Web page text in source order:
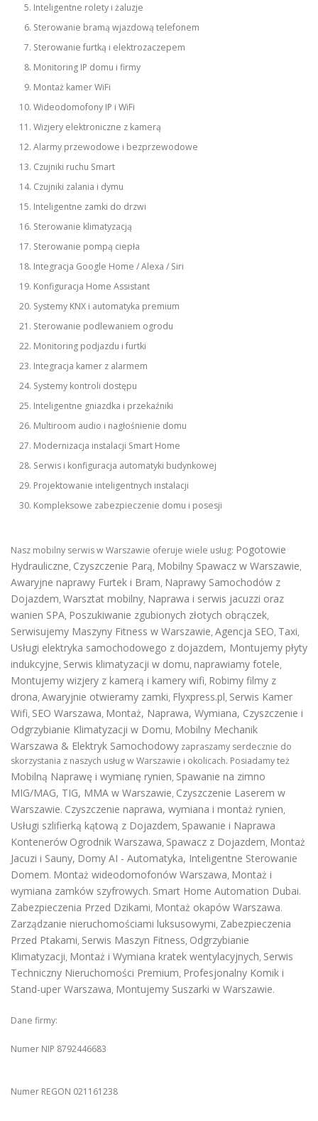
Inteligentne rolety i żaluzje
Sterowanie bramą wjazdową telefonem
Sterowanie furtką i elektrozaczepem
Monitoring IP domu i firmy
Montaż kamer WiFi
Wideodomofony IP i WiFi
Wizjery elektroniczne z kamerą
Alarmy przewodowe i bezprzewodowe
Czujniki ruchu Smart
Czujniki zalania i dymu
Inteligentne zamki do drzwi
Sterowanie klimatyzacją
Sterowanie pompą ciepła
Integracja Google Home / Alexa / Siri
Konfiguracja Home Assistant
Systemy KNX i automatyka premium
Sterowanie podlewaniem ogrodu
Monitoring podjazdu i furtki
Integracja kamer z alarmem
Systemy kontroli dostępu
Inteligentne gniazdka i przekaźniki
Multiroom audio i nagłośnienie domu
Modernizacja instalacji Smart Home
Serwis i konfiguracja automatyki budynkowej
Projektowanie inteligentnych instalacji
Kompleksowe zabezpieczenie domu i posesji
Nasz mobilny serwis w Warszawie oferuje wiele usług: Pogotowie
Hydrauliczne, Czyszczenie Parą, Mobilny Spawacz w Warszawie,
Awaryjne naprawy Furtek i Bram, Naprawy Samochodów z
Dojazdem, Warsztat mobilny, Naprawa i serwis jacuzzi oraz
wanien SPA, Poszukiwanie zgubionych złotych obrączek,
Serwisujemy Maszyny Fitness w Warszawie, Agencja SEO, Taxi,
Usługi elektryka samochodowego z dojazdem, Montujemy płyty
indukcyjne, Serwis klimatyzacji w domu, naprawiamy fotele,
Montujemy wizjery z kamerą i kamery wifi, Robimy filmy z
drona, Awaryjnie otwieramy zamki, Flyxpress.pl, Serwis Kamer
Wifi, SEO Warszawa, Montaż, Naprawa, Wymiana, Czyszczenie i
Odgrzybianie Klimatyzacji w Domu, Mobilny Mechanik
Warszawa & Elektryk Samochodowy zapraszamy serdecznie do
skorzystania z naszych usług w Warszawie i okolicach. Posiadamy też
Mobilną Naprawę i wymianę rynien, Spawanie na zimno
MIG/MAG, TIG, MMA w Warszawie, Czyszczenie Laserem w
Warszawie. Czyszczenie naprawa, wymiana i montaż rynien,
Usługi szlifierką kątową z Dojazdem, Spawanie i Naprawa
Kontenerów Ogrodnik Warszawa, Spawacz z Dojazdem, Montaż
Jacuzi i Sauny, Domy AI - Automatyka, Inteligentne Sterowanie
Domem. Montaż wideodomofonów Warszawa, Montaż i
wymiana zamków szyfrowych. Smart Home Automation Dubai.
Zabezpieczenia Przed Dzikami, Montaż okapów Warszawa.
Zarządzanie nieruchomościami luksusowymi, Zabezpieczenia
Przed Ptakami, Serwis Maszyn Fitness, Odgrzybianie
Klimatyzacji, Montaż i Wymiana kratek wentylacyjnych, Serwis
Techniczny Nieruchomości Premium, Profesjonalny Komik i
Stand-uper Warszawa, Montujemy Suszarki w Warszawie.
Dane firmy:
Numer NIP 8792446683
Numer REGON 021161238